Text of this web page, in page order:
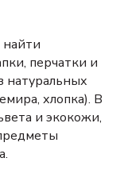
перчатки и
натуральных
хлопка). В
и экокожи,